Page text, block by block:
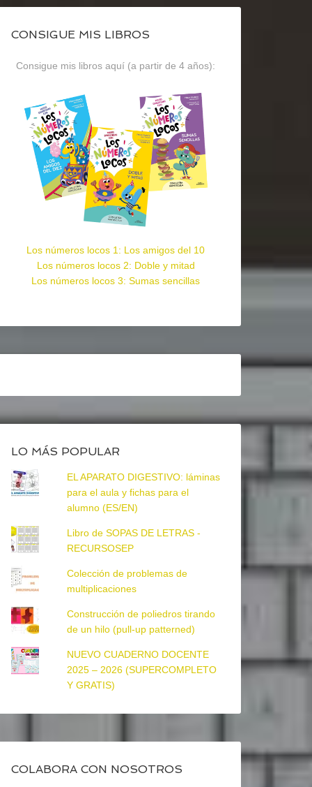
CONSIGUE MIS LIBROS
Consigue mis libros aquí (a partir de 4 años):
Los números locos 1: Los amigos del 10
Los números locos 2: Doble y mitad
Los números locos 3: Sumas sencillas
LO MÁS POPULAR
EL APARATO DIGESTIVO: láminas
para el aula y fichas para el
alumno (ES/EN)
Libro de SOPAS DE LETRAS -
RECURSOSEP
Colección de problemas de
multiplicaciones
Construcción de poliedros tirando
de un hilo (pull-up patterned)
NUEVO CUADERNO DOCENTE
2025 – 2026 (SUPERCOMPLETO
Y GRATIS)
COLABORA CON NOSOTROS